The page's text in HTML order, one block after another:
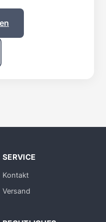
SERVICE
Kontakt
Versand